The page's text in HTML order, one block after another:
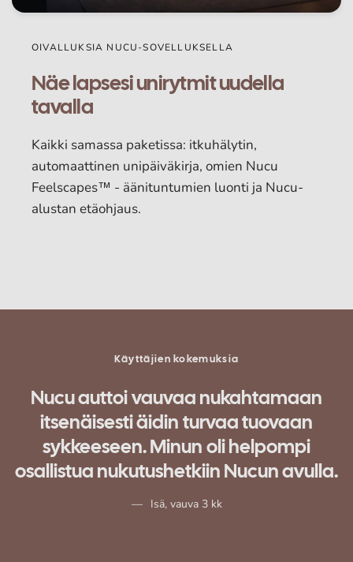
OIVALLUKSIA NUCU-SOVELLUKSELLA
Näe lapsesi unirytmit uudella
tavalla
Kaikki samassa paketissa: itkuhälytin,
automaattinen unipäiväkirja, omien Nucu
Feelscapes™ - äänituntumien luonti ja Nucu-
alustan etäohjaus.
Käyttäjien kokemuksia
Nucu auttoi vauvaa nukahtamaan
itsenäisesti äidin turvaa tuovaan
sykkeeseen. Minun oli helpompi
osallistua nukutushetkiin Nucun avulla.
Isä, vauva 3 kk